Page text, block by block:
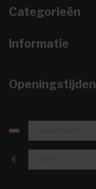
Categorieën
Informatie
Openingstijden
€